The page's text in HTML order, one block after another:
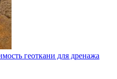
геоткани для дренажа